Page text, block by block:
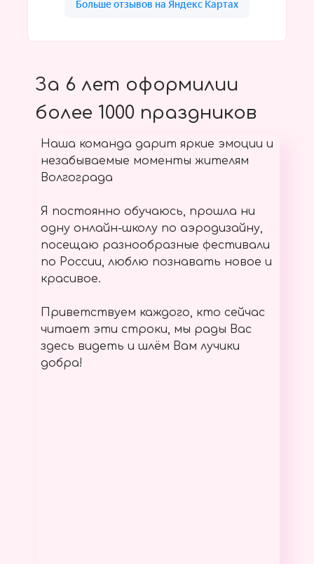
За 6 лет оформилии
более 1000 праздников
Наша команда дарит яркие эмоции и
незабываемые моменты жителям
Волгограда
Я постоянно обучаюсь, прошла ни
одну онлайн-школу по аэродизайну,
посещаю разнообразные фестивали
по России, люблю познавать новое и
красивое.
Приветствуем каждого, кто сейчас
читает эти строки, мы рады Вас
здесь видеть и шлём Вам лучики
добра!